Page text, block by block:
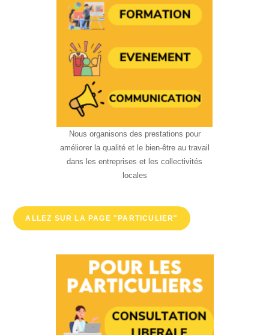
Nous organisons des prestations pour
améliorer la qualité et le bien-être au travail
dans les entreprises et les collectivités
locales
ALLEZ SUR LA PAGE "PARTICULIER"